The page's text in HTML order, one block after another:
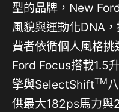
型的品牌，New
風貌與運動化DNA
費者依循個人風格
Ford Focus搭載1.5
擎與SelectShiftTM
供最大182ps馬力與